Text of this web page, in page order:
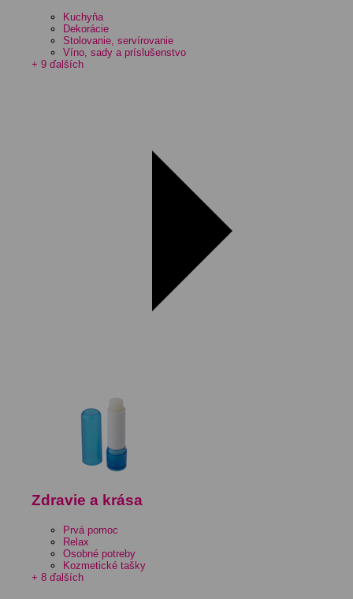
Kuchyňa
Dekorácie
Stolovanie, servírovanie
Víno, sady a príslušenstvo
+ 9 ďalších
Zdravie a krása
Prvá pomoc
Relax
Osobné potreby
Kozmetické tašky
+ 8 ďalších